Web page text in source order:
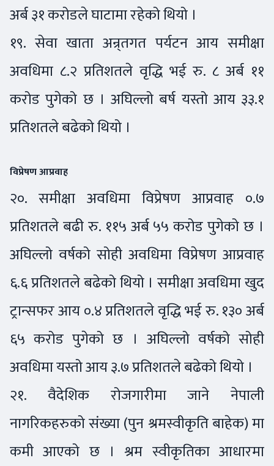
अर्ब ३१ करोडले घाटामा रहेको थियो ।
१९. सेवा खाता अन्र्तगत पर्यटन आय समीक्षा
अवधिमा ८.२ प्रतिशतले वृद्धि भई रु. ८ अर्ब ११
करोड पुगेको छ । अघिल्लो बर्ष यस्तो आय ३३.१
प्रतिशतले बढेको थियो ।
विप्रेषण आप्रवाह
२०. समीक्षा अवधिमा विप्रेषण आप्रवाह ०.७
प्रतिशतले बढी रु. ११५ अर्ब ५५ करोड पुगेको छ ।
अघिल्लो वर्षको सोही अवधिमा विप्रेषण आप्रवाह
६.६ प्रतिशतले बढेको थियो । समीक्षा अवधिमा खुद
ट्रान्सफर आय ०.४ प्रतिशतले वृद्धि भई रु. १३० अर्ब
६५ करोड पुगेको छ । अघिल्लो वर्षको सोही
अवधिमा यस्तो आय ३.७ प्रतिशतले बढेको थियो ।
२१. वैदेशिक रोजगारीमा जाने नेपाली
नागरिकहरुको संख्या (पुन श्रमस्वीकृति बाहेक) मा
कमी आएको छ । श्रम स्वीकृतिका आधारमा